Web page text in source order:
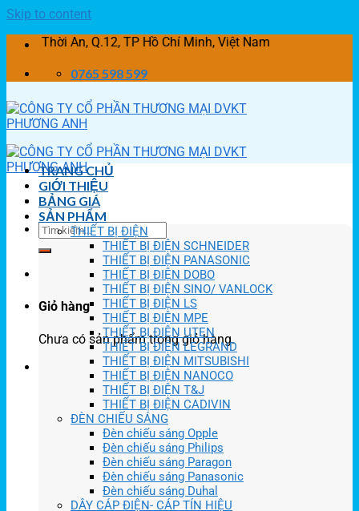
Skip to content
Thời An, Q.12, TP Hồ Chí Minh, Việt Nam
0765 598 599
Giỏ hàng
Chưa có sản phẩm trong giỏ hàng.
TRANG CHỦ
GIỚI THIỆU
BẢNG GIÁ
SẢN PHẨM
THIẾT BỊ ĐIỆN
THIẾT BỊ ĐIỆN SCHNEIDER
THIẾT BỊ ĐIỆN PANASONIC
THIẾT BỊ ĐIỆN DOBO
THIẾT BỊ ĐIỆN SINO/ VANLOCK
THIẾT BỊ ĐIỆN LS
THIẾT BỊ ĐIỆN MPE
THIẾT BỊ ĐIỆN UTEN
THIẾT BỊ ĐIỆN LEGRAND
THIẾT BỊ ĐIỆN MITSUBISHI
THIẾT BỊ ĐIỆN NANOCO
THIẾT BỊ ĐIỆN T&J
THIẾT BỊ ĐIỆN CADIVIN
ĐÈN CHIẾU SÁNG
Đèn chiếu sáng Opple
Đèn chiếu sáng Philips
Đèn chiếu sáng Paragon
Đèn chiếu sáng Panasonic
Đèn chiếu sáng Duhal
DÂY CÁP ĐIỆN- CÁP TÍN HIỆU